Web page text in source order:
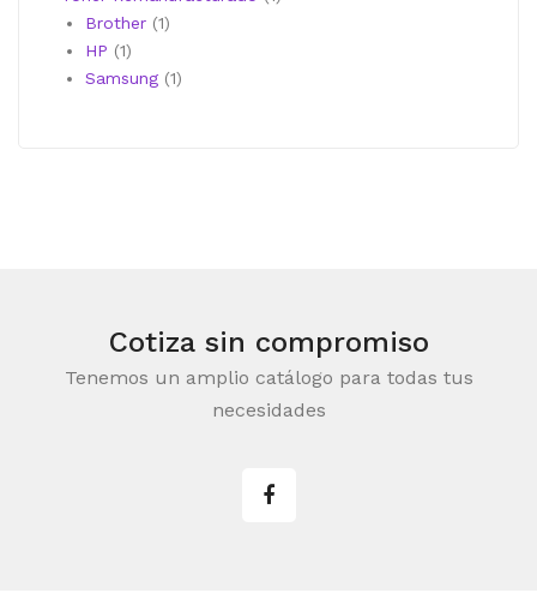
Brother 11
HP 11
producto
Samsung 11
Cotiza sin compromiso
Tenemos un amplio catálogo para todas tus
necesidades